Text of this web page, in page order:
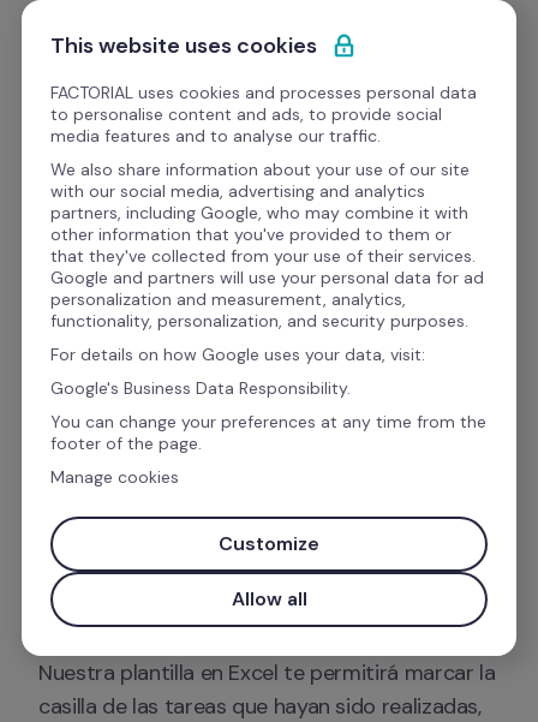
Ir al contenido
Empieza gratis
Formato
Teletrabajo
Descarga tu lista de
esenciales para el home
office
Con esta lista o checklist podrás proporcionar
a tus empleados todo lo que necesitan para
de su casa. Sin que la productividad de tu
empresa y la eficiencia de su trabajo se vean
afectadas.
Nuestra plantilla en Excel te permitirá marcar la
casilla de las tareas que hayan sido realizadas,
This website uses cookies
FACTORIAL uses cookies and processes personal data
to personalise content and ads, to provide social
media features and to analyse our traffic.
We also share information about your use of our site
with our social media, advertising and analytics
partners, including Google, who may combine it with
other information that you've provided to them or
that they've collected from your use of their services.
Google and partners will use your personal data for ad
personalization and measurement, analytics,
functionality, personalization, and security purposes.
For details on how Google uses your data, visit:
Google's Business Data Responsibility.
You can change your preferences at any time from the
footer of the page.
Manage cookies
Customize
Allow all